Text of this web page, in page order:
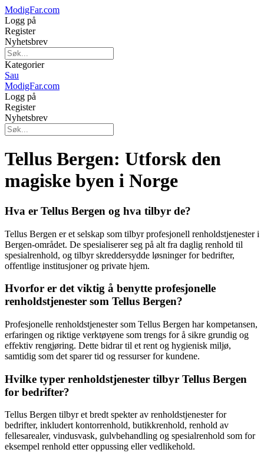
ModigFar.com
Logg på
Register
Nyhetsbrev
Kategorier
Sau
ModigFar.com
Logg på
Register
Nyhetsbrev
Tellus Bergen: Utforsk den
magiske byen i Norge
Hva er Tellus Bergen og hva tilbyr de?
Tellus Bergen er et selskap som tilbyr profesjonell renholdstjenester i
Bergen-området. De spesialiserer seg på alt fra daglig renhold til
spesialrenhold, og tilbyr skreddersydde løsninger for bedrifter,
offentlige institusjoner og private hjem.
Hvorfor er det viktig å benytte profesjonelle
renholdstjenester som Tellus Bergen?
Profesjonelle renholdstjenester som Tellus Bergen har kompetansen,
erfaringen og riktige verktøyene som trengs for å sikre grundig og
effektiv rengjøring. Dette bidrar til et rent og hygienisk miljø,
samtidig som det sparer tid og ressurser for kundene.
Hvilke typer renholdstjenester tilbyr Tellus Bergen
for bedrifter?
Tellus Bergen tilbyr et bredt spekter av renholdstjenester for
bedrifter, inkludert kontorrenhold, butikkrenhold, renhold av
fellesarealer, vindusvask, gulvbehandling og spesialrenhold som for
eksempel renhold etter oppussing eller vedlikehold.